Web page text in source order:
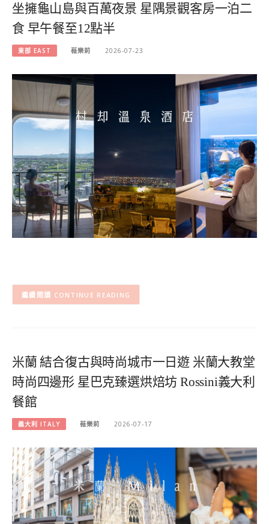
坐擁龜山島與百萬夜景 星隅景觀客房一泊二
食 早午餐至12點半
東部 EAST 薇樂莉 2026-07-23
CONTINUE READING
米蘭 結合復古與時尚城市一日遊 米蘭大教堂
時尚四邊形 星巴克臻選烘焙坊 Rossini義大利
餐館
義大利 ITALY 薇樂莉 2026-07-17